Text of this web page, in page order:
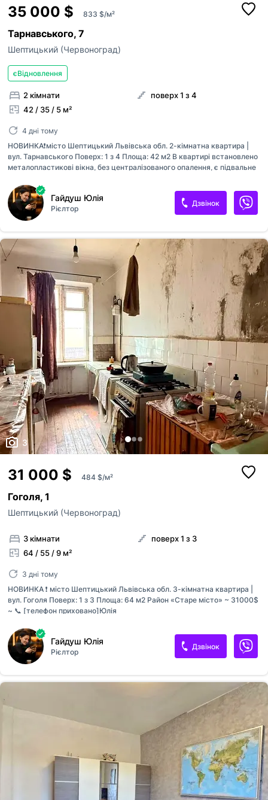
35 000 $ 833 $/м²
Тарнавського, 7
Шептицький (Червоноград)
єВідновлення
2 кімнати
42 / 35 / 5 м²
поверх 1 з 4
4 дні тому
НОВИНКА❗️місто Шептицький Львівська обл. 2-кімнатна квартира |
вул. Тарнавського Поверх: 1 з 4 Площа: 42 м2 В квартирі встановлено
металопластикові вікна, без централізованого опалення, є підвальне
зупинка, лікарня 36000$ 📞 [телефон приховано]Юлія
Гайдуш Юлія
Рієлтор
Дзвінок
3
31 000 $ 484 $/м²
Гоголя, 1
Шептицький (Червоноград)
3 кімнати
64 / 55 / 9 м²
поверх 1 з 3
3 дні тому
НОВИНКА ❗️ місто Шептицький Львівська обл. 3-кімнатна квартира |
вул. Гоголя Поверх: 1 з 3 Площа: 64 м2 Район «Старе місто» ~ 31000$
~ 📞 [телефон приховано]Юлія
Гайдуш Юлія
Рієлтор
Дзвінок